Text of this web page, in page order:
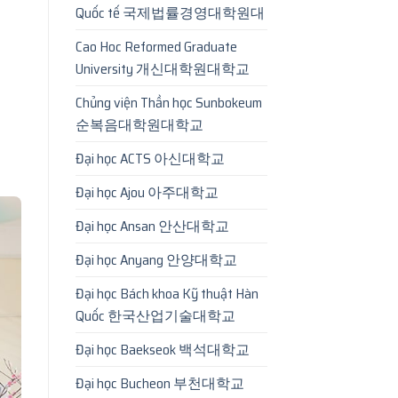
Quốc tế 국제법률경영대학원대
Cao Hoc Reformed Graduate
University 개신대학원대학교
Chủng viện Thần học Sunbokeum
순복음대학원대학교
Đại học ACTS 아신대학교
Đại học Ajou 아주대학교
Đại học Ansan 안산대학교
Đại học Anyang 안양대학교
Đại học Bách khoa Kỹ thuật Hàn
Quốc 한국산업기술대학교
Đại học Baekseok 백석대학교
Đại học Bucheon 부천대학교